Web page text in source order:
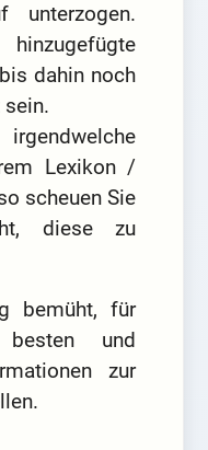
unterzogen.
dahin noch
Lexikon /
scheuen Sie
diese zu
bemüht, für
und
zur